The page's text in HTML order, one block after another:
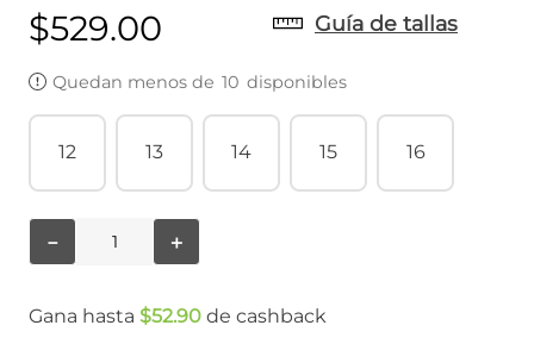
$529.00 Guía de tallas
Quedan menos de 10 disponibles
12 13 14 15 16
＋
－
Gana hasta $52.90 de cashback